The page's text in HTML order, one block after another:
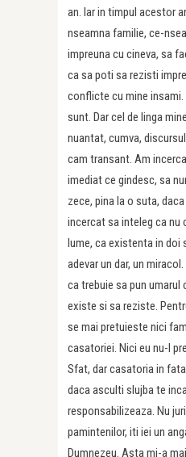
an. Iar in timpul acestor
nseamna familie, ce-
impreuna cu cineva, sa
ca sa poti sa rezisti
conflicte cu mine insami.
sunt. Dar cel de linga
nuantat, cumva,
cam transant. Am
imediat ce gindesc, sa
zece, pina la o suta,
incercat sa inteleg ca nu
lume, ca existenta in doi
adevar un dar, un
ca trebuie sa pun
existe si sa reziste.
se mai pretuieste nici
casatoriei. Nici eu nu-l
Sfat, dar casatoria in
daca asculti slujba te
responsabilizeaza. Nu
pamintenilor, iti iei un
Dumnezeu. Asta mi-a